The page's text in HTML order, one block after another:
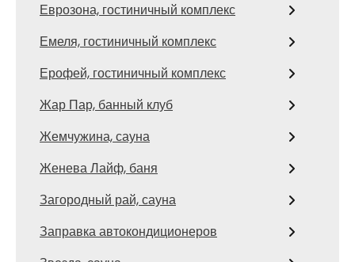
Еврозона, гостиничный комплекс
Емеля, гостиничный комплекс
Ерофей, гостиничный комплекс
Жар Пар, банный клуб
Жемчужина, сауна
Женева Лайф, баня
Загородный рай, сауна
Заправка автокондиционеров